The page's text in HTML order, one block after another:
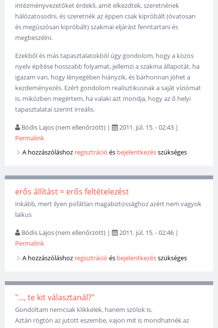
intézményvezetőket érdekli, amit elkezdtek, szeretnének
hálózatosodni, és szeretnék az éppen csak kipróbált (óvatosan
és megúszósan kipróbált) szakmai eljárást fenntartani és
megbeszélni.
Ezekből és más tapasztalatokból úgy gondolom, hogy a közös
nyelv építése hosszabb folyamat, jellemzi a szakma állapotát, ha
igazam van, hogy lényegében hiányzik, és bárhonnan jöhet a
kezdeményezés. Ezért gondolom realisztikusnak a saját víziómat
is, miközben megértem, ha valaki azt mondja, hogy az ő helyi
tapasztalatai szerint irreális.
Bódis Lajos (nem ellenőrzött) | 2011. júl. 15. - 02:43 |
Permalink
A hozzászóláshoz regisztráció és bejelentkezésszükséges
erős állítást = erős feltételezést
inkább, mert ilyen pofátlan magabiztossághoz azért nem vagyok
laikus
Bódis Lajos (nem ellenőrzött) | 2011. júl. 15. - 02:46 |
Permalink
A hozzászóláshoz regisztráció és bejelentkezésszükséges
"..., te kit választanál?"
Gondoltam nemcsak klikkelek, hanem szólok is.
Aztán rögtön az jutott eszembe, vajon mit is mondhatnék az